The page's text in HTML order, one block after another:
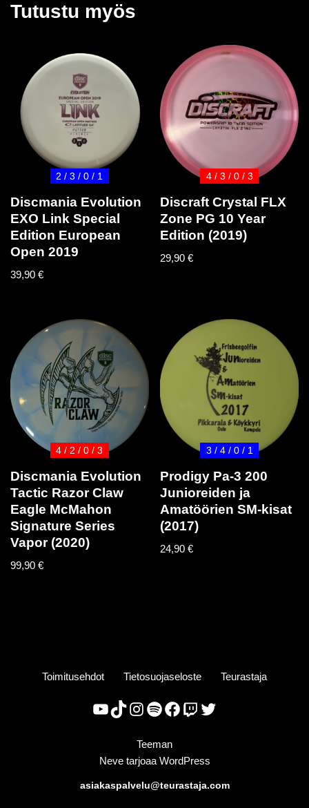
Tutustu myös
2 / 3 / 0 / 1
Discmania Evolution
EXO Link Special
Edition European
Open 2019
39,90 €
4 / 3 / 0 / 3
Discraft Crystal FLX
Zone PG 10 Year
Edition (2019)
29,90€
4 / 2 / 0 / 3
Discmania Evolution
Tactic Razor Claw
Eagle McMahon
Signature Series
Vapor (2020)
99,90 €
3 / 4 / 0 / 1
Prodigy Pa-3 200
Junioreiden ja
Amatöörien SM-kisat
(2017)
24,90€
Toimitusehdot Tietosuojaseloste Teurastaja
Teeman
Nevetarjoaa WordPress
asiakaspalvelu@teurastaja.com